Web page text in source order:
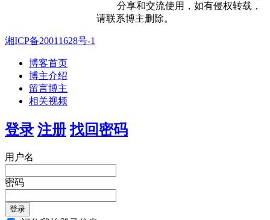
分享和交流使用，如有侵权转载，
请联系博主删除。
湘ICP备20011628号-1
博客首页
博主介绍
留言博主
相关视频
登录 注册 找回密码
用户名
密码